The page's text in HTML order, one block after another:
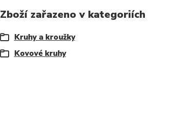
Zboží zařazeno v kategoriích
Kruhy a kroužky
Kovové kruhy